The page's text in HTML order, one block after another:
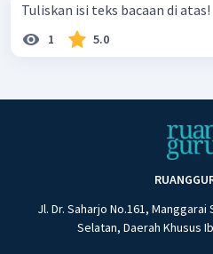
Tuliskan isi teks bacaan di atas!
1 5.0
Jl. Dr. Saharjo No.161,
Selatan, Daerah Khusus